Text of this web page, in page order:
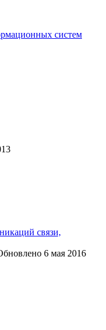
систем
связи,
6 мая 2016